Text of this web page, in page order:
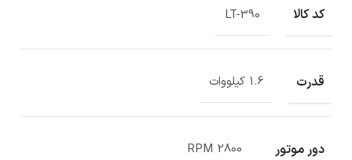
کد کالا LT-390
قدرت 1.6 کیلووات
دور موتور 2800 RPM